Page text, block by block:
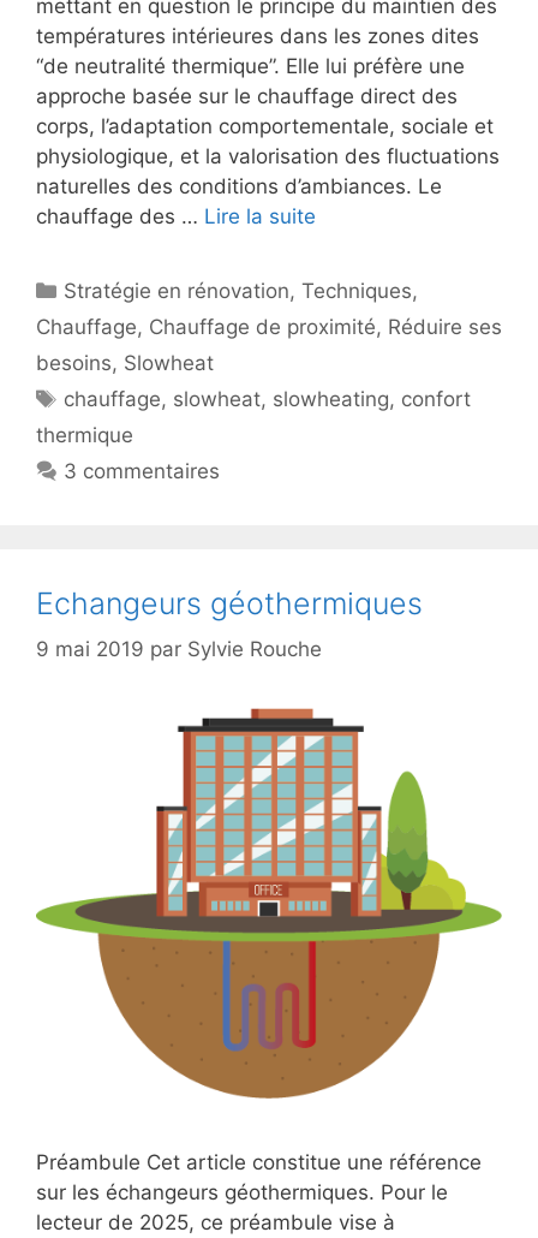
mettant en question le principe du maintien des
températures intérieures dans les zones dites
“de neutralité thermique”. Elle lui préfère une
approche basée sur le chauffage direct des
corps, l’adaptation comportementale, sociale et
physiologique, et la valorisation des fluctuations
naturelles des conditions d’ambiances. Le
chauffage des … Lire la suite
Catégories
Stratégie en rénovation,Techniques,
Chauffage, Chauffage de proximité, Réduire ses
besoins, Slowheat
Étiquettes
chauffage, slowheat, slowheating, confort
thermique
3 commentaires
Echangeurs géothermiques
9 mai 2019 par Sylvie Rouche
Préambule Cet article constitue une référence
sur les échangeurs géothermiques. Pour le
lecteur de 2025, ce préambule vise à